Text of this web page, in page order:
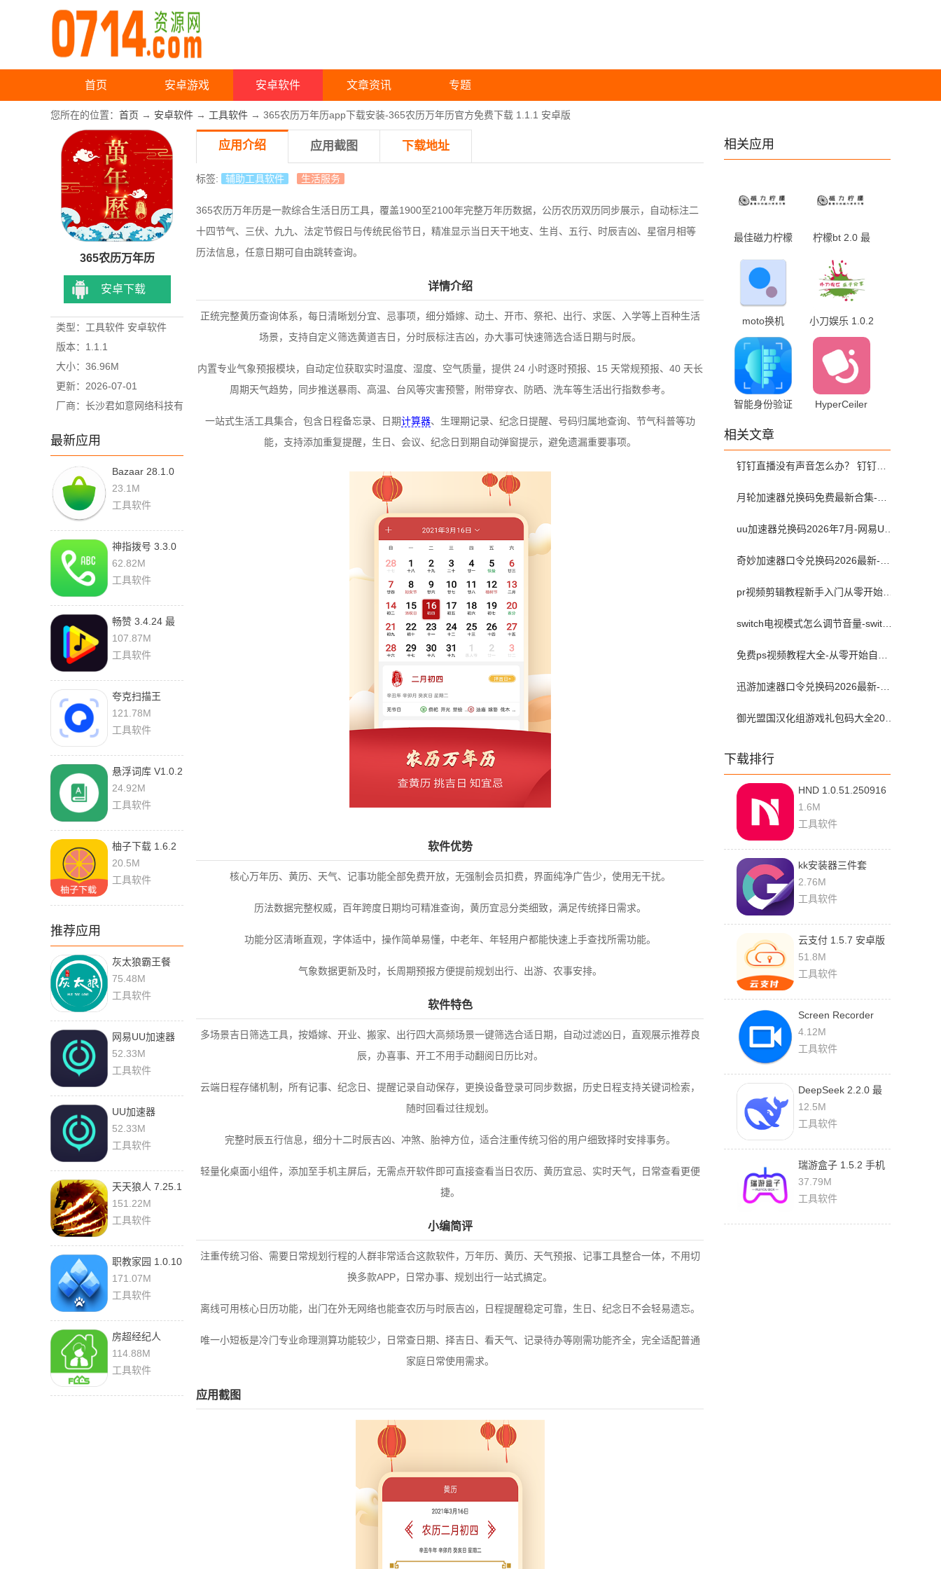
首页 安卓游戏 安卓软件 文章资讯 专题
您所在的位置： 首页 → 安卓软件 → 工具软件 → 365农历万年历app下载安装-365农历万年历官方免费下载 1.1.1 安卓版
365农历万年历
安卓下载
类型：工具软件 安卓软件
版本：1.1.1
大小：36.96M
更新：2026-07-01
厂商：长沙君如意网络科技有
最新应用
Bazaar 28.1.0
最新版
23.1M
工具软件
神指拨号 3.3.0
最新版
62.82M
工具软件
畅赞 3.4.24 最
新版
107.87M
工具软件
夸克扫描王
10.9.0.447
121.78M
工具软件
悬浮词库 V1.0.2
手机版
24.92M
工具软件
柚子下载 1.6.2
最新版
20.5M
工具软件
推荐应用
灰太狼霸王餐
3.4.32 安卓版
75.48M
工具软件
网易UU加速器
11.2.2 最新版
52.33M
工具软件
UU加速器
11.2.2 官方版
52.33M
工具软件
天天狼人 7.25.1
安卓版
151.22M
工具软件
职教家园 1.0.10
安卓版
171.07M
工具软件
房超经纪人
3.10.20 官方版
114.88M
工具软件
应用介绍 应用截图 下载地址
标签: 辅助工具软件 生活服务
365农历万年历是一款综合生活日历工具， 覆盖1900至2100年完整万年历数据，公历农历双历同步展示，自动标注二
十四节气、三伏、九九、法定节假日与传统民俗节日，精准显示当日天干地支、生肖、五行、时辰吉凶、星宿月相等
历法信息，任意日期可自由跳转查询。
详情介绍
正统完整黄历查询体系，每日清晰划分宜、忌事项，细分婚嫁、动土、开市、祭祀、出行、求医、入学等上百种生活
场景，支持自定义筛选黄道吉日，分时辰标注吉凶，办大事可快速筛选合适日期与时辰。
内置专业气象预报模块，自动定位获取实时温度、湿度、空气质量，提供 24 小时逐时预报、15 天常规预报、40 天长
周期天气趋势，同步推送暴雨、高温、台风等灾害预警，附带穿衣、防晒、洗车等生活出行指数参考。
一站式生活工具集合，包含日程备忘录、日期计算器、生理期记录、纪念日提醒、号码归属地查询、节气科普等功
能，支持添加重复提醒，生日、会议、纪念日到期自动弹窗提示，避免遗漏重要事项。
软件优势
核心万年历、黄历、天气、记事功能全部免费开放，无强制会员扣费，界面纯净广告少，使用无干扰。
历法数据完整权威，百年跨度日期均可精准查询，黄历宜忌分类细致，满足传统择日需求。
功能分区清晰直观，字体适中，操作简单易懂，中老年、年轻用户都能快速上手查找所需功能。
气象数据更新及时，长周期预报方便提前规划出行、出游、农事安排。
软件特色
多场景吉日筛选工具，按婚嫁、开业、搬家、出行四大高频场景一键筛选合适日期，自动过滤凶日，直观展示推荐良
辰，办喜事、开工不用手动翻阅日历比对。
云端日程存储机制，所有记事、纪念日、提醒记录自动保存，更换设备登录可同步数据，历史日程支持关键词检索，
随时回看过往规划。
完整时辰五行信息，细分十二时辰吉凶、冲煞、胎神方位，适合注重传统习俗的用户细致择时安排事务。
轻量化桌面小组件，添加至手机主屏后，无需点开软件即可直接查看当日农历、黄历宜忌、实时天气，日常查看更便
捷。
小编简评
注重传统习俗、需要日常规划行程的人群非常适合这款软件，万年历、黄历、天气预报、记事工具整合一体，不用切
换多款APP，日常办事、规划出行一站式搞定。
离线可用核心日历功能，出门在外无网络也能查农历与时辰吉凶，日程提醒稳定可靠，生日、纪念日不会轻易遗忘。
唯一小短板是冷门专业命理测算功能较少，日常查日期、择吉日、看天气、记录待办等刚需功能齐全，完全适配普通
家庭日常使用需求。
应用截图
相关应用
最佳磁力柠檬
柠檬bt 2.0 最
moto换机
v8.0.0.35.0 官
方版
小刀娱乐 1.0.2
手机版
智能身份验证
HyperCeiler
相关文章
下载排行
HND 1.0.51.250916
最新版
1.6M
工具软件
kk安装器三件套
2.5.0514 安卓版
2.76M
工具软件
云支付 1.5.7 安卓版
51.8M
工具软件
Screen Recorder
1.2.6.7 最新版
4.12M
工具软件
DeepSeek 2.2.0 最
新版
12.5M
工具软件
瑞游盒子 1.5.2 手机
版
37.79M
工具软件